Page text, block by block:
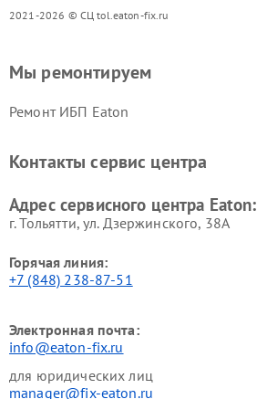
2021-2026 © СЦ tol.eaton-fix.ru
Мы ремонтируем
Ремонт ИБП Eaton
Контакты сервис центра
Адрес сервисного центра Eaton:
г. Тольятти, ул. Дзержинского, 38А
Горячая линия:
+7 (848) 238-87-51
Электронная почта:
info@eaton-fix.ru
для юридических лиц
manager@fix-eaton.ru